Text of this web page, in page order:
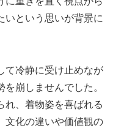
いという思いが背景に
て冷静に受け止めなが
崩しませんでした。
れ、着物姿を喜ばれる
文化の違いや価値観の